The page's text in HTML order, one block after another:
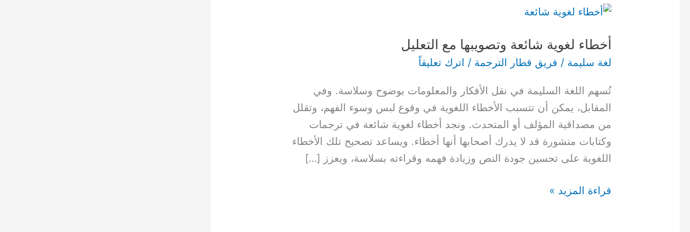
أخطاء لغوية شائعة وتصويبها مع التعليل
لغة سليمة / فريق قطار الترجمة/ اترك تعليقاً
تُسهم اللغة السليمة في نقل الأفكار والمعلومات بوضوح وسلاسة. وفي
المقابل، يمكن أن تتسبب الأخطاء اللغوية في وقوع لبس وسوء الفهم، وتقلل
من مصداقية المؤلف أو المتحدث. ونجد أخطاء لغوية شائعة في ترجمات
وكتابات منشورة قد لا يدرك أصحابها أنها أخطاء. ويساعد تصحيح تلك الأخطاء
اللغوية على تحسين جودة النص وزيادة فهمه وقراءته بسلاسة، ويعزز […]
أخطاء
شائعة
وتصويبها
التعليل
قراءة المزيد »